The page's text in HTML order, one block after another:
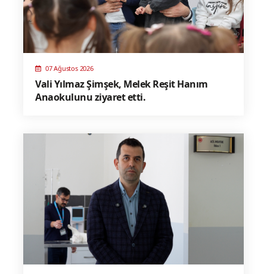
07 Ağustos 2026
Vali Yılmaz Şimşek, Melek Reşit Hanım
Anaokulunu ziyaret etti.